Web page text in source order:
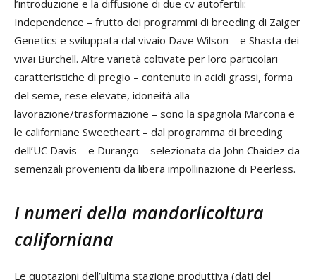
l’introduzione e la diffusione di due cv autofertili:
Independence – frutto dei programmi di breeding di Zaiger
Genetics e sviluppata dal vivaio Dave Wilson – e Shasta dei
vivai Burchell. Altre varietà coltivate per loro particolari
caratteristiche di pregio – contenuto in acidi grassi, forma
del seme, rese elevate, idoneità alla
lavorazione/trasformazione – sono la spagnola Marcona e
le californiane Sweetheart – dal programma di breeding
dell’UC Davis – e Durango – selezionata da John Chaidez da
semenzali provenienti da libera impollinazione di Peerless.
I numeri della mandorlicoltura
californiana
Le quotazioni dell’ultima stagione produttiva (dati del